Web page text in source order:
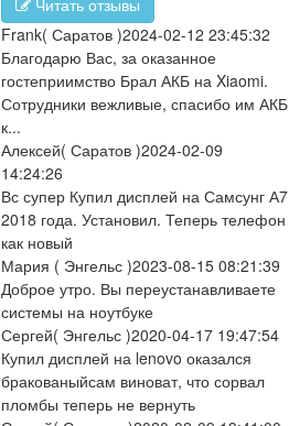
Читать отзывы
Frank( Саратов )2024-02-12 23:45:32
Благодарю Вас, за оказанное
гостеприимство Брал АКБ на Xiaomi.
Сотрудники вежливые, спасибо им АКБ
к...
Алексей( Саратов )2024-02-09
14:24:26
Вс супер Купил дисплей на Самсунг А7
2018 года. Установил. Теперь телефон
как новый
Мария ( Энгельс )2023-08-15 08:21:39
Доброе утро. Вы переустанавливаете
системы на ноутбуке
Сергей( Энгельс )2020-04-17 19:47:54
Купил дисплей на lenovo оказался
бракованыйсам виноват, что сорвал
пломбы теперь не вернуть